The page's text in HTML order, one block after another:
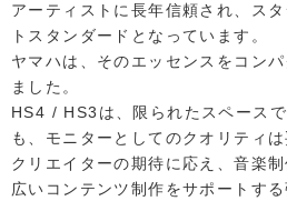
アーティストに長年信頼され、ス
トスタンダードとなっています。
ヤマハは、そのエッセンスをコン
ました。
HS4 / HS3は、限られたスペース
も、モニターとしてのクオリティ
クリエイターの期待に応え、音楽
広いコンテンツ制作をサポートする